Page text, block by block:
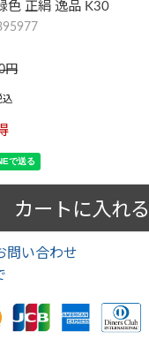
色 正絹 逸品 K30
込
カートに入れる
問い合わせ